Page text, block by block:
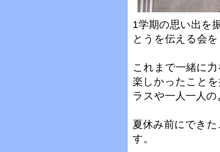
1学期の思い出を
とうを伝える会
これまで一緒に
楽しかったこと
ラスや一人一人
夏休み前にでき
す。